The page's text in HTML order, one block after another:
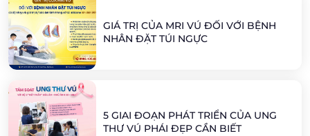
GIÁ TRỊ CỦA MRI VÚ ĐỐI VỚI BỆNH
NHÂN ĐẶT TÚI NGỰC
5 GIAI ĐOẠN PHÁT TRIỂN CỦA UNG
THƯ VÚ PHÁI ĐẸP CẦN BIẾT